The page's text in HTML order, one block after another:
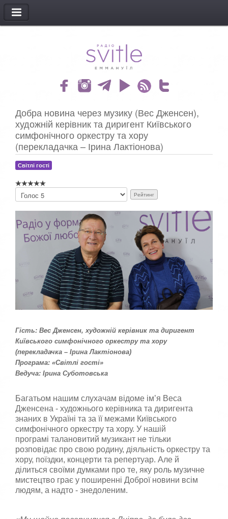
Добра новина через музику (Вес Дженсен),
художній керівник та диригент Київського
симфонічного оркестру та хору
(перекладачка – Ірина Лактіонова)
Світлі гості
у
д
ь
л
п
т
в
т
е
о
ц
і
к
у
Гість: Вес Дженсен, художній керівник та диригент
Київського симфонічного оркестру та хору
(перекладачка – Ірина Лактіонова)
Програма: «Світлі гості»
Ведуча: Ірина Суботовська
Багатьом нашим слухачам відоме ім’я Веса
Дженсена - художнього керівника та диригента
знаних в Україні та за її межами Київського
симфонічного оркестру та хору. У нашій
програмі талановитий музикант не тільки
розповідає про свою родину, діяльність оркестру та
хору, поїздки, концерти та репертуар. Але й
ділиться своїми думками про те, яку роль музичне
мистецтво грає у поширенні Доброї новини всім
людям, а надто - знедоленим.